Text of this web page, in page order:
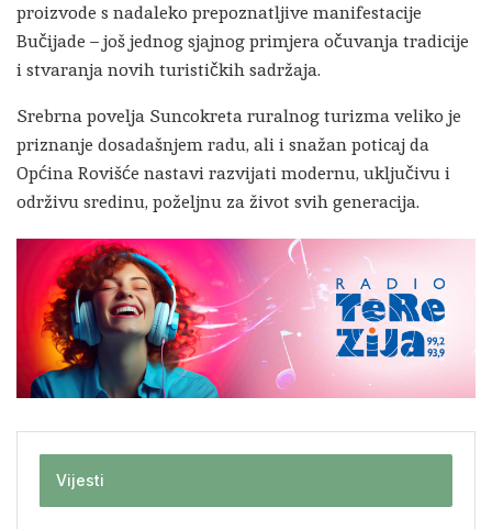
proizvode s nadaleko prepoznatljive manifestacije
Bučijade – još jednog sjajnog primjera očuvanja tradicije
i stvaranja novih turističkih sadržaja.
Srebrna povelja Suncokreta ruralnog turizma veliko je
priznanje dosadašnjem radu, ali i snažan poticaj da
Općina Rovišće nastavi razvijati modernu, uključivu i
održivu sredinu, poželjnu za život svih generacija.
Vijesti